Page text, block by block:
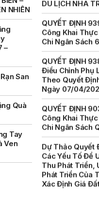
NHIÊN
–
San
Quà
Tay
Ven
Công Khai Thực
Chi Ngân Sách
QUYẾT ĐỊNH
Điều Chỉnh Phụ
Theo Quyết
Ngày 07/04/
QUYẾT ĐỊNH
Công Khai Thực
Chi Ngân Sách
Dự Thảo Quyết
Các Yếu Tố Để
Thu Phát Triển,
Phát Triển Của
Xác Định Giá
Thặng Dư Và
Đến Giá Đất Khi
Thể Trên Địa